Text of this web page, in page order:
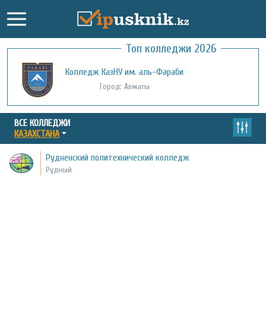
Топ колледжи 2026
Колледж КазНУ им. аль-Фараби
Город: Алматы
ВСЕ КОЛЛЕДЖИ
КАЗАХСТАНА
Рудненский политехнический колледж
Рудный